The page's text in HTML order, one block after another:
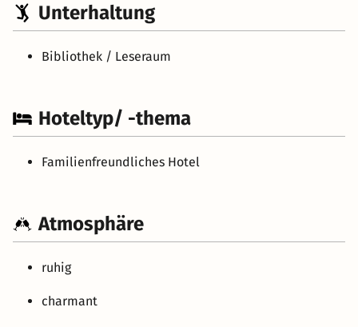
Unterhaltung
Bibliothek / Leseraum
Hoteltyp/ -thema
Familienfreundliches Hotel
Atmosphäre
ruhig
charmant